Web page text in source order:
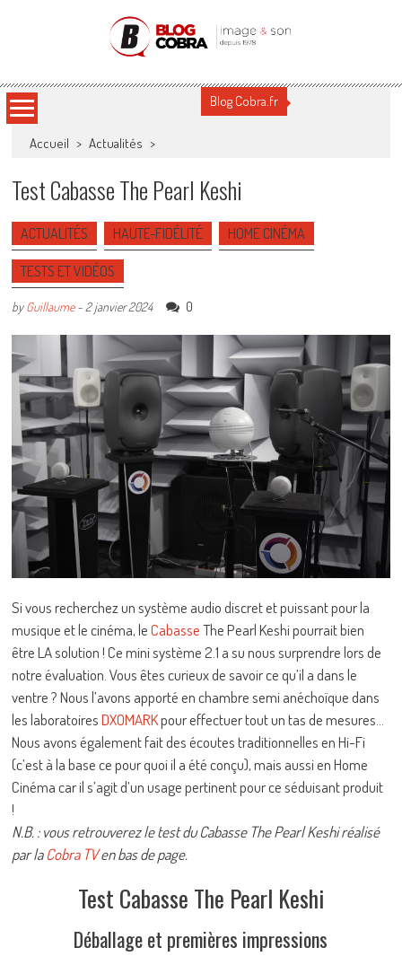
Blog Cobra
Blog Cobra.fr
Accueil > Actualités >
Test Cabasse The Pearl Keshi
ACTUALITÉS HAUTE-FIDÉLITÉ HOME CINÉMA
TESTS ET VIDÉOS
byGuillaume- 2 janvier 2024 0
Si vous recherchez un système audio discret et puissant pour la
musique et le cinéma, leCabasseThe Pearl Keshi pourrait bien
être LA solution ! Ce mini système 2.1 a su nous surprendre lors de
notre évaluation. Vous êtes curieux de savoir ce qu’il a dans le
ventre ? Nous l’avons apporté en chambre semi anéchoïque dans
les laboratoiresDXOMARKpour effectuer tout un tas de mesures…
Nous avons également fait des écoutes traditionnelles en Hi-Fi
(c’est à la base ce pour quoi il a été conçu), mais aussi en Home
Cinéma car il s’agit d’un usage pertinent pour ce séduisant produit
!
N.B. : vous retrouverez le test du Cabasse The Pearl Keshi réalisé
par laCobra TVen bas de page.
Test Cabasse The Pearl Keshi
Déballage et premières impressions